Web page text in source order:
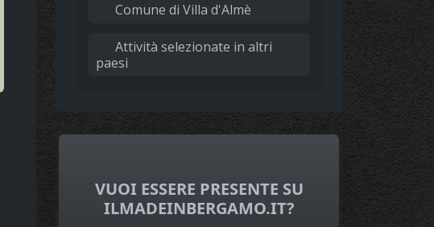
Comune di Villa d'Almè
Attività selezionate in altri
paesi
VUOI ESSERE PRESENTE SU
ILMADEINBERGAMO.IT?